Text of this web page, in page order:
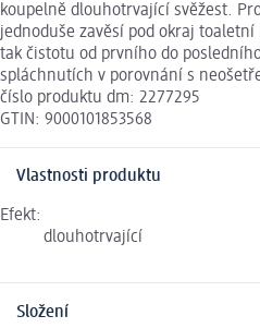
koupelně dlouhotrvající svěžest.
jednoduše zavěsí pod okraj
tak čistotu od prvního do
spláchnutích v porovnání s
číslo produktu dm: 2277295
GTIN: 9000101853568
Vlastnosti produktu
Efekt:
dlouhotrvající
Složení